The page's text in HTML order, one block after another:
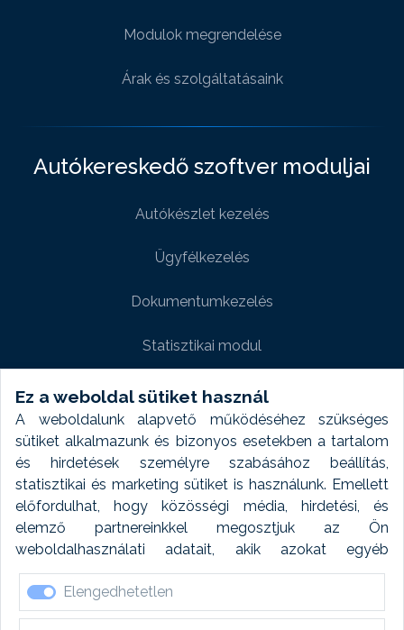
Ez a weboldal sütiket használ
A weboldalunk alapvető működéséhez szükséges
sütiket alkalmazunk és bizonyos esetekben a tartalom
és hirdetések személyre szabásához beállítás,
statisztikai és marketing sütiket is használunk. Emellett
előfordulhat, hogy közösségi média, hirdetési, és
elemző partnereinkkel megosztjuk az Ön
weboldalhasználati adatait, akik azokat egyéb
forrásokból gyűjtött adatokkal kombinálhatják. A sütik
elfogadásával kapcsolatosan naplózást végzünk és
ezen adatokat 6 hónap után automatikusan töröljük. A
Elengedhetetlen
Modulok megrendelése
Árak és szolgáltatásaink
Autókereskedő szoftver moduljai
Autókészlet kezelés
Ügyfélkezelés
Dokumentumkezelés
Statisztikai modul
Weboldal modul
Fényképtár extra modul
Autómosó modul
Feladatütemezés